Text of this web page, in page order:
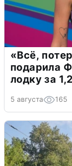
«Всё,
подарила
лодку за
5 августа 165